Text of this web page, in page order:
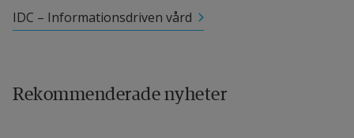
Högskolan i Halmstad sker ofta i nära samarbete
med Region Halland.
Cardiology: Cardiovascular Risk and Prevention
IDC – Informationsdriven vård
Rekommenderade nyheter